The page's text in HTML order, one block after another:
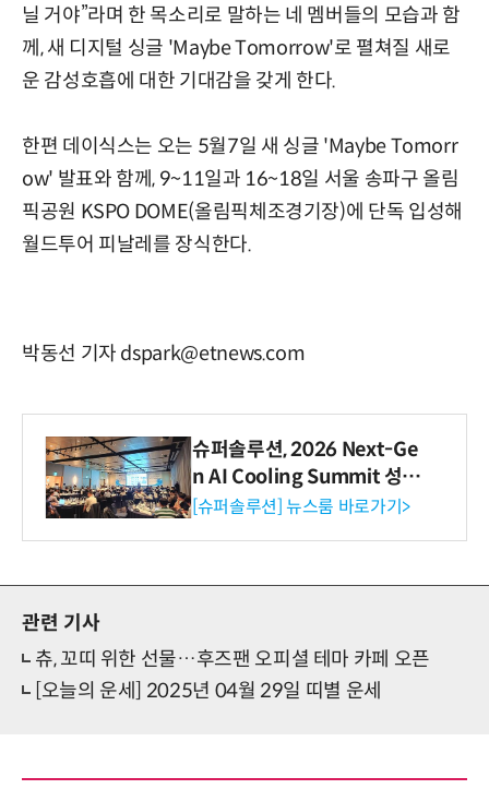
닐 거야”라며 한 목소리로 말하는 네 멤버들의 모습과 함
께, 새 디지털 싱글 'Maybe Tomorrow'로 펼쳐질 새로
운 감성호흡에 대한 기대감을 갖게 한다.
한편 데이식스는 오는 5월7일 새 싱글 'Maybe Tomorr
ow' 발표와 함께, 9~11일과 16~18일 서울 송파구 올림
픽공원 KSPO DOME(올림픽체조경기장)에 단독 입성해
월드투어 피날레를 장식한다.
박동선 기자 dspark@etnews.com
슈퍼솔루션, 2026 Next-Ge
n AI Cooling Summit 성황
리 성료
[슈퍼솔루션] 뉴스룸 바로가기>
관련 기사
츄, 꼬띠 위한 선물…후즈팬 오피셜 테마 카페 오픈
[오늘의 운세] 2025년 04월 29일 띠별 운세